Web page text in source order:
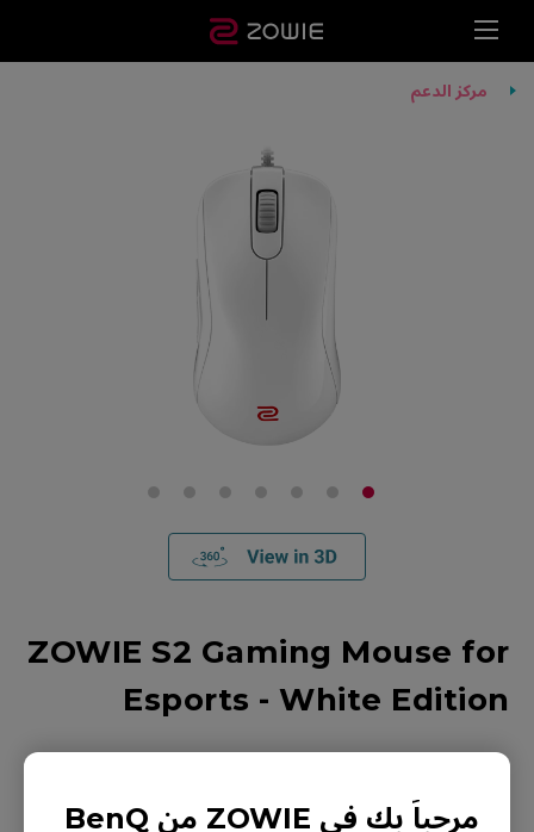
مرحباً بك في ZOWIE من BenQ
مركز الدعم
ZOWIE S2 Gaming Mouse for
Esports - White Edition
Shorter overall design